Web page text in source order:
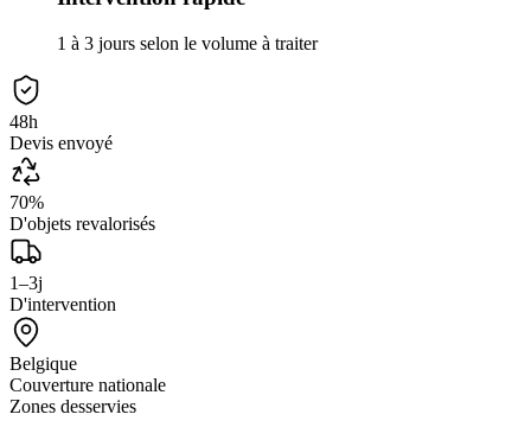
1 à 3 jours selon le volume à traiter
48h
Devis envoyé
70%
D'objets revalorisés
1–3j
D'intervention
Belgique
Couverture nationale
Zones desservies